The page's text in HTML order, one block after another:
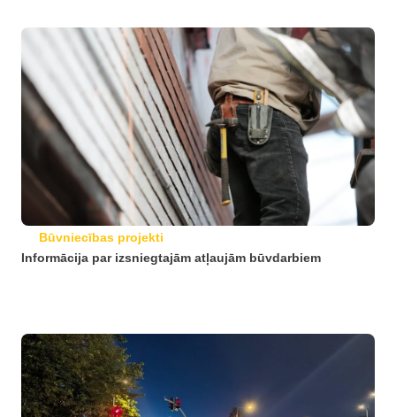
Būvniecības projekti
Informācija par izsniegtajām atļaujām būvdarbiem